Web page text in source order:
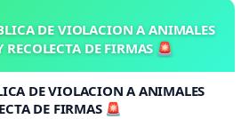
DE VIOLACION A ANIMALES
RECOLECTA DE FIRMAS 🚨
DE VIOLACION A ANIMALES
DE FIRMAS 🚨